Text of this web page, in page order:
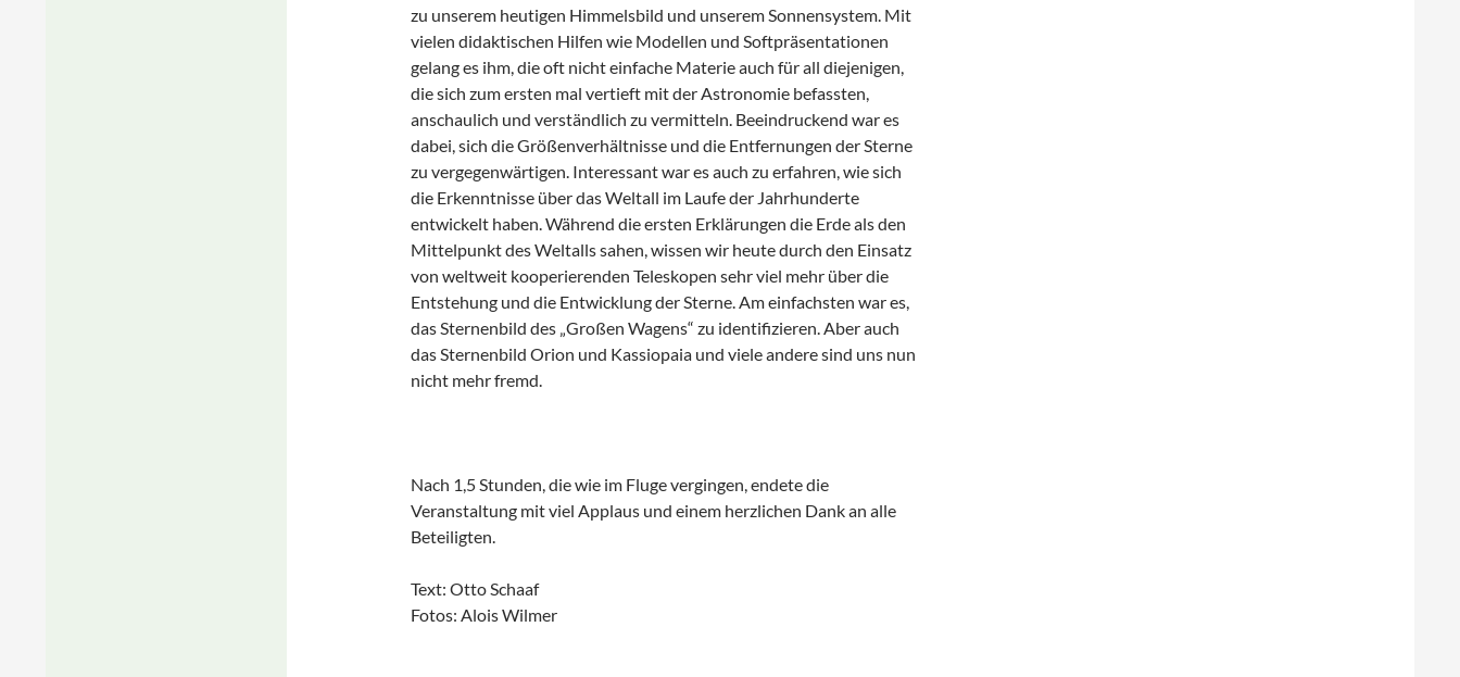
zu unserem heutigen Himmelsbild und unserem Sonnensystem. Mit
vielen didaktischen Hilfen wie Modellen und Softpräsentationen
gelang es ihm, die oft nicht einfache Materie auch für all diejenigen,
die sich zum ersten mal vertieft mit der Astronomie befassten,
anschaulich und verständlich zu vermitteln. Beeindruckend war es
dabei, sich die Größenverhältnisse und die Entfernungen der Sterne
zu vergegenwärtigen. Interessant war es auch zu erfahren, wie sich
die Erkenntnisse über das Weltall im Laufe der Jahrhunderte
entwickelt haben. Während die ersten Erklärungen die Erde als den
Mittelpunkt des Weltalls sahen, wissen wir heute durch den Einsatz
von weltweit kooperierenden Teleskopen sehr viel mehr über die
Entstehung und die Entwicklung der Sterne. Am einfachsten war es,
das Sternenbild des „Großen Wagens“ zu identifizieren. Aber auch
das Sternenbild Orion und Kassiopaia und viele andere sind uns nun
nicht mehr fremd.
Nach 1,5 Stunden, die wie im Fluge vergingen, endete die
Veranstaltung mit viel Applaus und einem herzlichen Dank an alle
Beteiligten.
Text: Otto Schaaf
Fotos: Alois Wilmer